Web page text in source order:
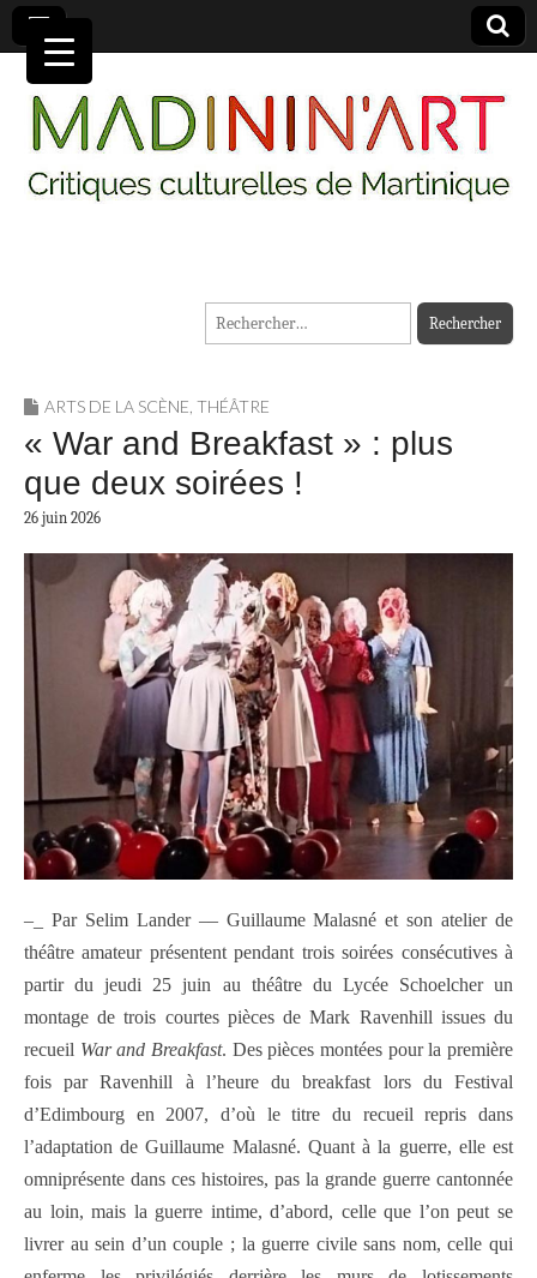
MADININ'ART
Rechercher :
ARTS DE LA SCÈNE, THÉÂTRE
« War and Breakfast » : plus
que deux soirées !
26 juin 2026
–_ Par Selim Lander –– Guillaume Malasné et son atelier de
théâtre amateur présentent pendant trois soirées consécutives à
partir du jeudi 25 juin au théâtre du Lycée Schoelcher un
montage de trois courtes pièces de Mark Ravenhill issues du
recueil War and Breakfast. Des pièces montées pour la première
fois par Ravenhill à l’heure du breakfast lors du Festival
d’Edimbourg en 2007, d’où le titre du recueil repris dans
l’adaptation de Guillaume Malasné. Quant à la guerre, elle est
omniprésente dans ces histoires, pas la grande guerre cantonnée
au loin, mais la guerre intime, d’abord, celle que l’on peut se
livrer au sein d’un couple ; la guerre civile sans nom, celle qui